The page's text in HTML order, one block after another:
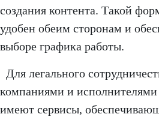
создания контента. Такой
удобен обеим сторонам и
выборе графика работы.
Для легального
компаниями и исполнителями
имеют сервисы,